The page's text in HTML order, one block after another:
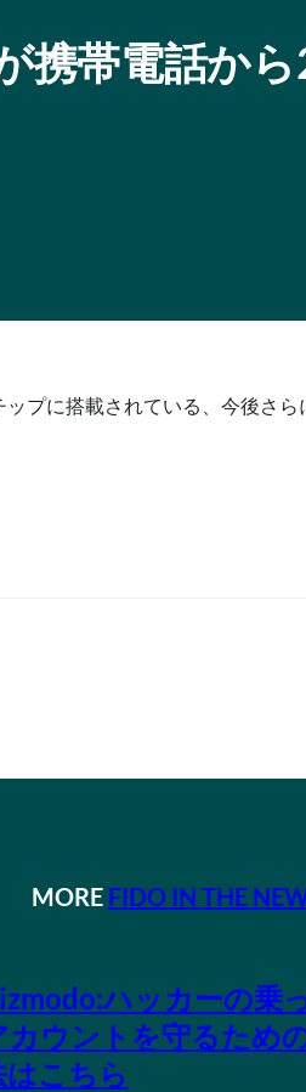
携帯電話か
プに搭載されている、今後さ
MORE FIDO IN THE
ハッカーの乗
カウントを守るため
はこちら